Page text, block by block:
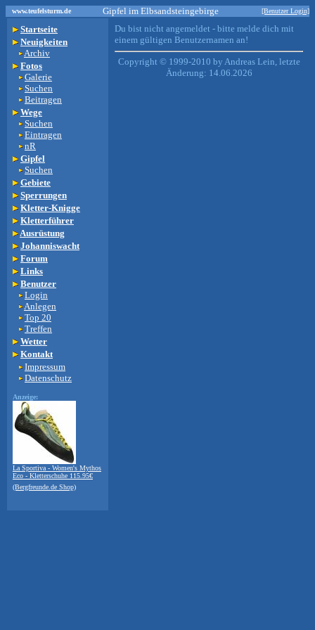
www.teufelsturm.de Gipfel im Elbsandsteingebirge [Benutzer Login]
Startseite
Neuigkeiten
Archiv
Fotos
Galerie
Suchen
Beitragen
Wege
Suchen
Eintragen
nR
Gipfel
Suchen
Gebiete
Sperrungen
Kletter-Knigge
Kletterführer
Ausrüstung
Johanniswacht
Forum
Links
Benutzer
Login
Anlegen
Top 20
Treffen
Wetter
Kontakt
Impressum
Datenschutz
Anzeige:
La Sportiva - Women's Mythos
Eco - Kletterschuhe 115.95€
(Bergfreunde.de Shop)
Du bist nicht angemeldet - bitte melde dich mit
einem gültigen Benutzernamen an!
Copyright © 1999-2010 by Andreas Lein, letzte
Änderung: 14.06.2026